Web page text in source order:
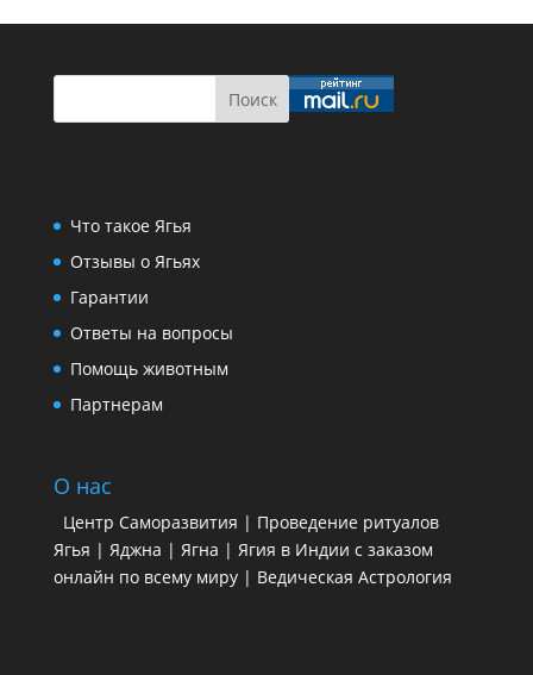
Что такое Ягья
Отзывы о Ягьях
Гарантии
Ответы на вопросы
Помощь животным
Партнерам
О нас
Центр Саморазвития | Проведение ритуалов
Ягья | Яджна | Ягна | Ягия в Индии с заказом
онлайн по всему миру | Ведическая Астрология